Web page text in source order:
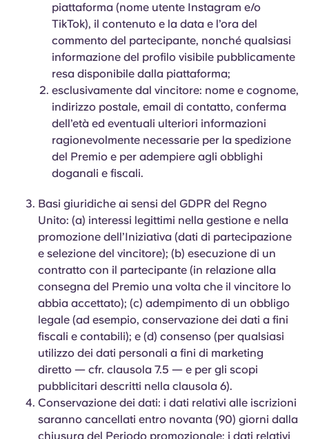
piattaforma (nome utente Instagram e/o
TikTok), il contenuto e la data e l’ora del
commento del partecipante, nonché qualsiasi
informazione del profilo visibile pubblicamente
resa disponibile dalla piattaforma;
esclusivamente dal vincitore: nome e cognome,
indirizzo postale, email di contatto, conferma
dell’età ed eventuali ulteriori informazioni
ragionevolmente necessarie per la spedizione
del Premio e per adempiere agli obblighi
doganali e fiscali.
Basi giuridiche ai sensi del GDPR del Regno
Unito: (a) interessi legittimi nella gestione e nella
promozione dell’Iniziativa (dati di partecipazione
e selezione del vincitore); (b) esecuzione di un
contratto con il partecipante (in relazione alla
consegna del Premio una volta che il vincitore lo
abbia accettato); (c) adempimento di un obbligo
legale (ad esempio, conservazione dei dati a fini
fiscali e contabili); e (d) consenso (per qualsiasi
utilizzo dei dati personali a fini di marketing
diretto — cfr. clausola 7.5 — e per gli scopi
pubblicitari descritti nella clausola 6).
Conservazione dei dati: i dati relativi alle iscrizioni
saranno cancellati entro novanta (90) giorni dalla
chiusura del Periodo promozionale; i dati relativi